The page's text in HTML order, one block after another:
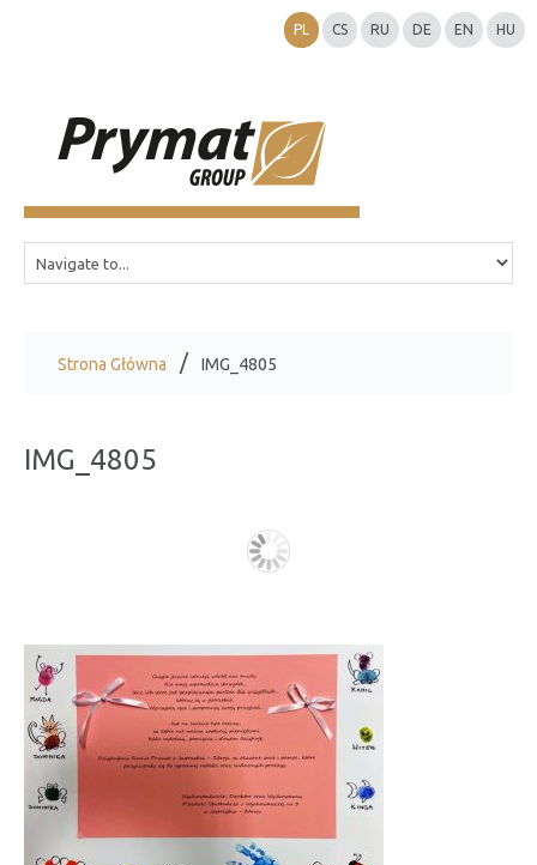
PL CS RU DE EN HU
Strona Główna IMG_4805
IMG_4805